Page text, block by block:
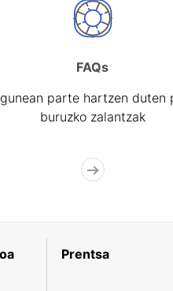
FAQs
parte hartzen duten
buruzko zalantzak
Prentsa